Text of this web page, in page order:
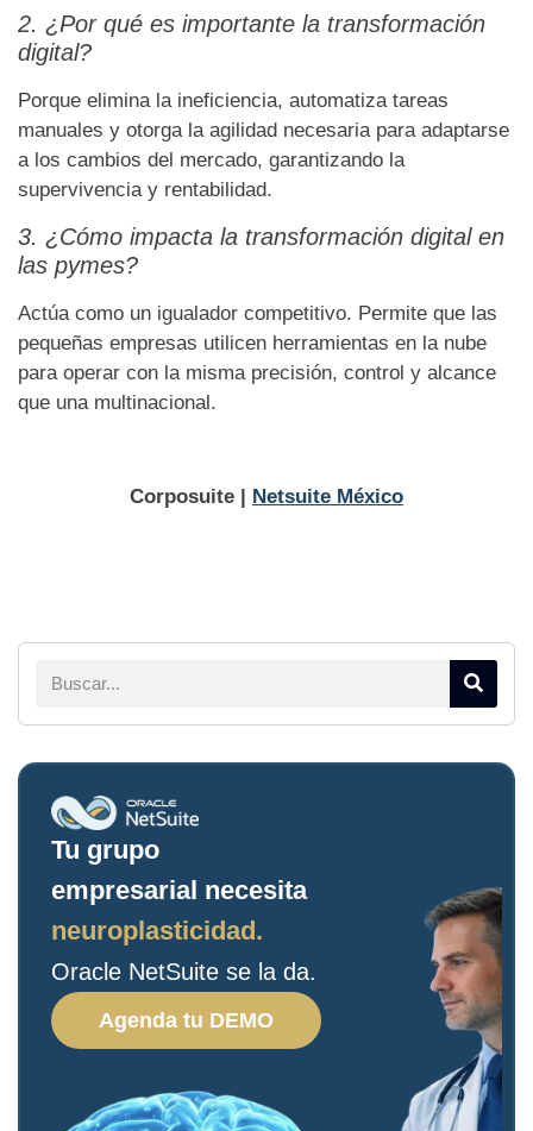
2. ¿Por qué es importante la transformación
digital?
Porque elimina la ineficiencia, automatiza tareas
manuales y otorga la agilidad necesaria para adaptarse
a los cambios del mercado, garantizando la
supervivencia y rentabilidad.
3. ¿Cómo impacta la transformación digital en
las pymes?
Actúa como un igualador competitivo. Permite que las
pequeñas empresas utilicen herramientas en la nube
para operar con la misma precisión, control y alcance
que una multinacional.
Corposuite | Netsuite México
Tu grupo
empresarial necesita
neuroplasticidad.
Oracle NetSuite se la da.
Agenda tu DEMO